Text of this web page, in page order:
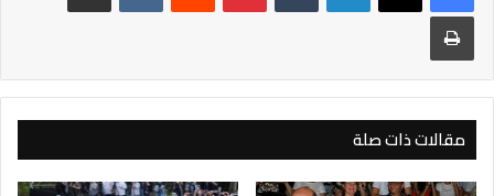
طباعة
مقالات ذات صلة